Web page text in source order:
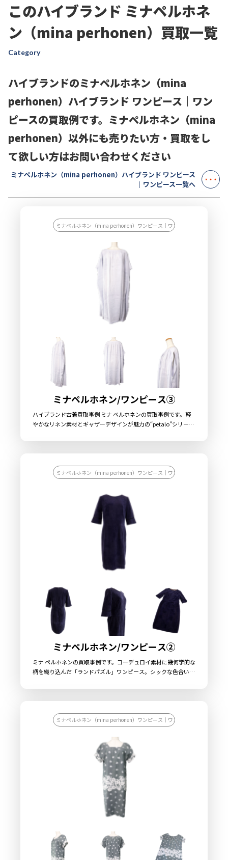
このハイブランド ミナペルホネ
ン（mina perhonen）買取一覧
Category
ハイブランドのミナペルホネン（mina
perhonen）ハイブランド ワンピース｜ワン
ピースの買取例です。ミナペルホネン（mina
perhonen）以外にも売りたい方・買取をし
て欲しい方はお問い合わせください
ミナペルホネン（mina perhonen）ハイブランド ワンピース
｜ワンピース一覧へ
ミナペルホネン（mina perhonen）ワンピース｜ワンピース/ワンピース｜
ミナペルホネン/ワンピース③
ハイブランド古着買取事例 ミナ ペルホネンの買取事例です。軽
やかなリネン素材とギャザーデザインが魅力の“petalo”シリーズ
ンピースです。
ミナペルホネン（mina perhonen）ワンピース｜ワンピース/ワンピース｜
ミナペルホネン/ワンピース②
ミナ ペルホネンの買取事例です。コーデュロイ素材に幾何学的な
柄を織り込んだ「ランドパズル」ワンピース。シックな色合いと
ミナペルホネン（mina perhonen）ワンピース｜ワンピース/ワンピース｜